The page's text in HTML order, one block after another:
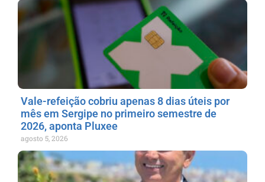
Vale-refeição cobriu apenas 8 dias úteis por
mês em Sergipe no primeiro semestre de
2026, aponta Pluxee
agosto 5, 2026